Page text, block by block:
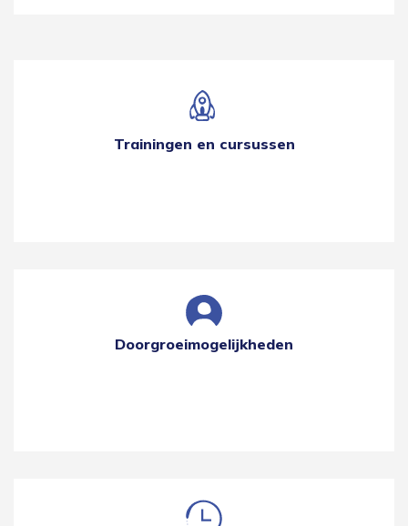
Trainingen en cursussen
Doorgroeimogelijkheden